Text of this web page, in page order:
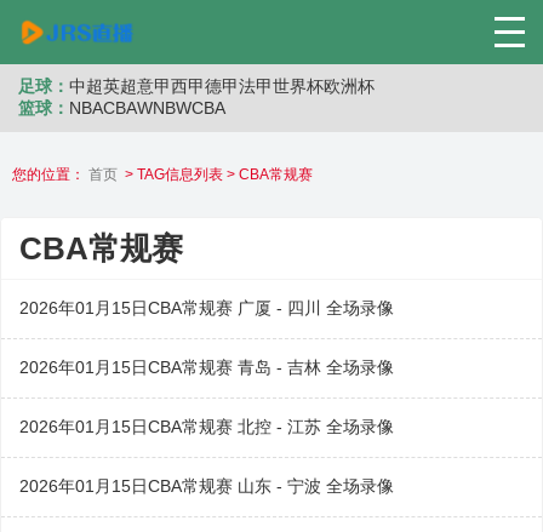
足球： 中超英超意甲西甲德甲法甲世界杯欧洲杯
篮球： NBACBAWNBWCBA
您的位置： 首页 > TAG信息列表 > CBA常规赛
CBA常规赛
2026年01月15日CBA常规赛 广厦 - 四川 全场录像
2026年01月15日CBA常规赛 青岛 - 吉林 全场录像
2026年01月15日CBA常规赛 北控 - 江苏 全场录像
2026年01月15日CBA常规赛 山东 - 宁波 全场录像